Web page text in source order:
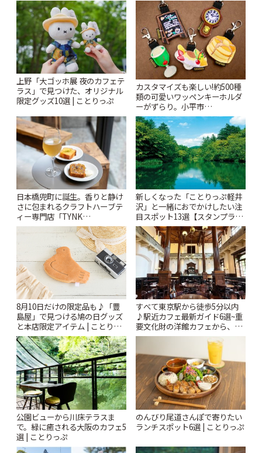
上野「大ゴッホ展 夜のカフェテ
ラス」で見つけた、オリジナル
限定グッズ10選 | ことりっぷ
カスタマイズも楽しい!約500種
類の可愛いワッペンキーホルダ
ーがずらり。小平市
「Kimamaya T&K」 | ことりっ
ぷ
日本橋兜町に誕生。香りと静け
さに包まれるクラフトハーブテ
ィー専門店「TYNK
Kabutocho」 | ことりっぷ
新しくなった「ことりっぷ軽井
沢」と一緒におでかけしたい注
目スポット13選【スタンプラリ
ー開催中】 | ことりっぷ
8月10日だけの限定品も♪「豊
島屋」で見つける鳩の日グッズ
と本店限定アイテム | ことりっ
ぷ
すべて東京駅から徒歩5分以内
♪駅近カフェ最新ガイド6選~重
要文化財の洋館カフェから、改
札すぐのレトロ喫茶まで~ | こと
公園ビューから川床テラスま
で。緑に癒される大阪のカフェ5
選 | ことりっぷ
のんびり尾道さんぽで寄りたい
ランチスポット6選 | ことりっぷ